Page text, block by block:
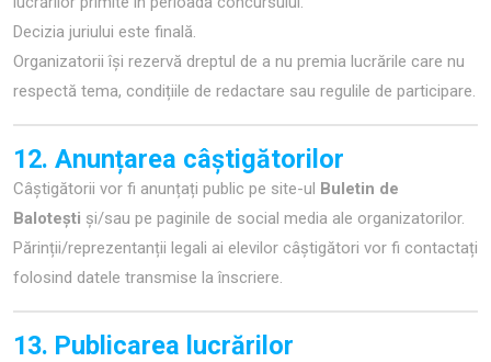
Decizia juriului este finală.
Organizatorii își rezervă dreptul de a nu premia lucrările care nu
respectă tema, condițiile de redactare sau regulile de participare.
12. Anunțarea câștigătorilor
Câștigătorii vor fi anunțați public pe site-ul Buletin de
Balotești și/sau pe paginile de social media ale organizatorilor.
Părinții/reprezentanții legali ai elevilor câștigători vor fi contactați
folosind datele transmise la înscriere.
13. Publicarea lucrărilor